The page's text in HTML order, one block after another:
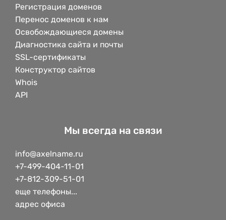
Регистрация доменов
Перенос доменов к нам
Освобождающиеся домены
Диагностика сайта и почты
SSL-сертификаты
Конструктор сайтов
Whois
API
Мы всегда на связи
info@axelname.ru
+7-499-404-11-01
+7-812-309-51-01
еще телефоны...
адрес офиса